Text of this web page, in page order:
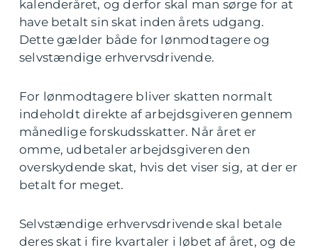
kalenderåret, og derfor skal man sørge for at
have betalt sin skat inden årets udgang.
Dette gælder både for lønmodtagere og
selvstændige erhvervsdrivende.
For lønmodtagere bliver skatten normalt
indeholdt direkte af arbejdsgiveren gennem
månedlige forskudsskatter. Når året er
omme, udbetaler arbejdsgiveren den
overskydende skat, hvis det viser sig, at der er
betalt for meget.
Selvstændige erhvervsdrivende skal betale
deres skat i fire kvartaler i løbet af året, og de